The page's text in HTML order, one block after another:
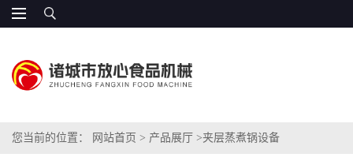
您当前的位置： 网站首页 > 产品展厅 >夹层蒸煮锅设备